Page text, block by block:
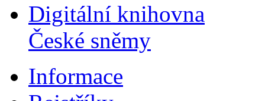
Digitální knihovna
České sněmy
Informace